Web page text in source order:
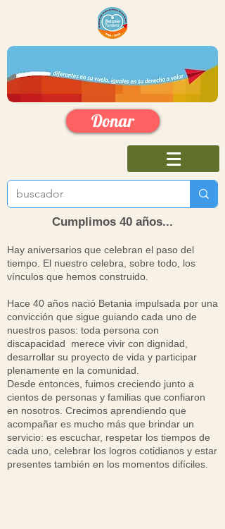
Donar
Cumplimos 40 años...
Hay aniversarios que celebran el paso del
tiempo. El nuestro celebra, sobre todo, los
vínculos que hemos construido.
Hace 40 años nació Betania impulsada por una
convicción que sigue guiando cada uno de
nuestros pasos: toda persona con
discapacidad merece vivir con dignidad,
desarrollar su proyecto de vida y participar
plenamente en la comunidad.
Desde entonces, fuimos creciendo junto a
cientos de personas y familias que confiaron
en nosotros. Crecimos aprendiendo que
acompañar es mucho más que brindar un
servicio: es escuchar, respetar los tiempos de
cada uno, celebrar los logros cotidianos y estar
presentes también en los momentos difíciles.